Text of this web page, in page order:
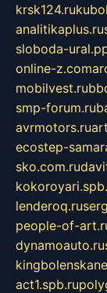
krsk124.ru
analitikaplus.ru
sloboda-
online-z.com
mobilvest.ru
smp-forum.ru
avrmotors.ru
ecostep-
sko.com.ru
lenderoq.ru
people-of-
dynamoauto.ru
act1.spb.ru